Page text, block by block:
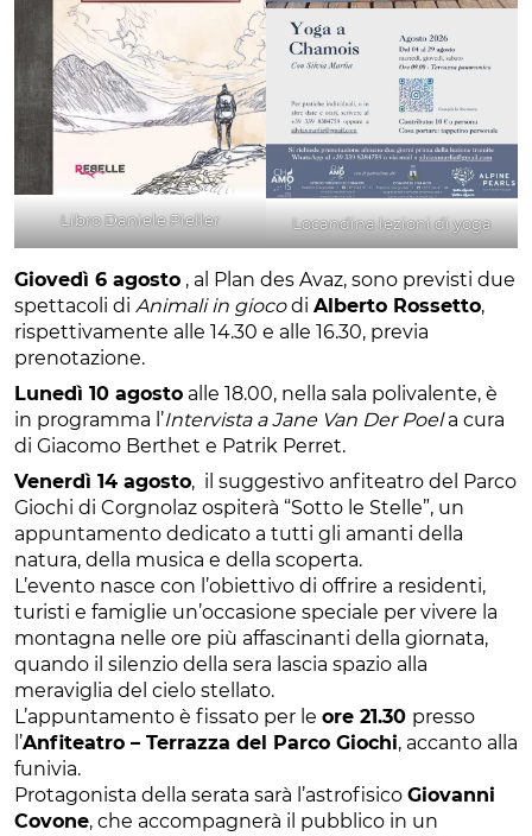
Libro Daniele Pieller Locandina lezioni di yoga
Giovedì 6 agosto , al Plan des Avaz, sono previsti due
spettacoli di Animali in giocodi Alberto Rossetto,
rispettivamente alle 14.30 e alle 16.30, previa
prenotazione.
Lunedì 10 agosto alle 18.00, nella sala polivalente, è
in programma l’Intervista a Jane Van Der Poela cura
di Giacomo Berthet e Patrik Perret.
Venerdì 14 agosto, il suggestivo anfiteatro del Parco
Giochi di Corgnolaz ospiterà “Sotto le Stelle”, un
appuntamento dedicato a tutti gli amanti della
natura, della musica e della scoperta.
L’evento nasce con l’obiettivo di offrire a residenti,
turisti e famiglie un’occasione speciale per vivere la
montagna nelle ore più affascinanti della giornata,
quando il silenzio della sera lascia spazio alla
meraviglia del cielo stellato.
L’appuntamento è fissato per le ore 21.30 presso
l’Anfiteatro – Terrazza del Parco Giochi, accanto alla
funivia.
Protagonista della serata sarà l’astrofisico Giovanni
Covone, che accompagnerà il pubblico in un